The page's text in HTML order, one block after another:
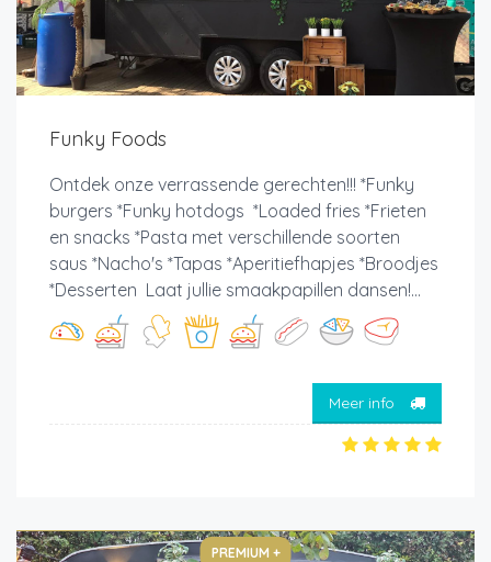
Funky Foods
Ontdek onze verrassende gerechten!!! *Funky
burgers *Funky hotdogs *Loaded fries *Frieten
en snacks *Pasta met verschillende soorten
saus *Nacho's *Tapas *Aperitiefhapjes *Broodjes
*Desserten Laat jullie smaakpapillen dansen!...
Meer info
PREMIUM +